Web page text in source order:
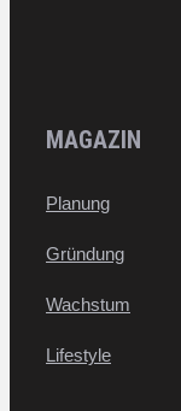
MAGAZIN
Planung
Gründung
Wachstum
Lifestyle